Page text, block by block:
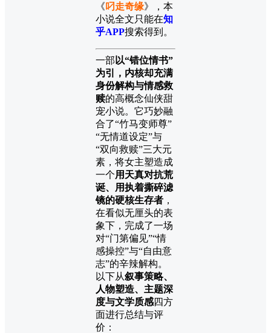
《叼走奇缘》，本
小说全文只能在知
乎APP搜索得到。
一部 以“错位情书”
为引，内核却充满
身份解构与情感救
赎的高概念仙侠甜
宠小说。它巧妙融
合了“竹马变师尊”
“无情道设定”与
“双向救赎”三大元
素，将女主塑造成
一个用天真对抗荒
诞、用执着撕碎滤
镜的硬核生存者 ，
在看似无厘头的表
象下，完成了一场
对“门第偏见”“情
感操控”与“自由意
志”的辛辣解构。
以下从叙事策略、
人物塑造、主题深
度与文学质感四方
面进行总结与评
价：